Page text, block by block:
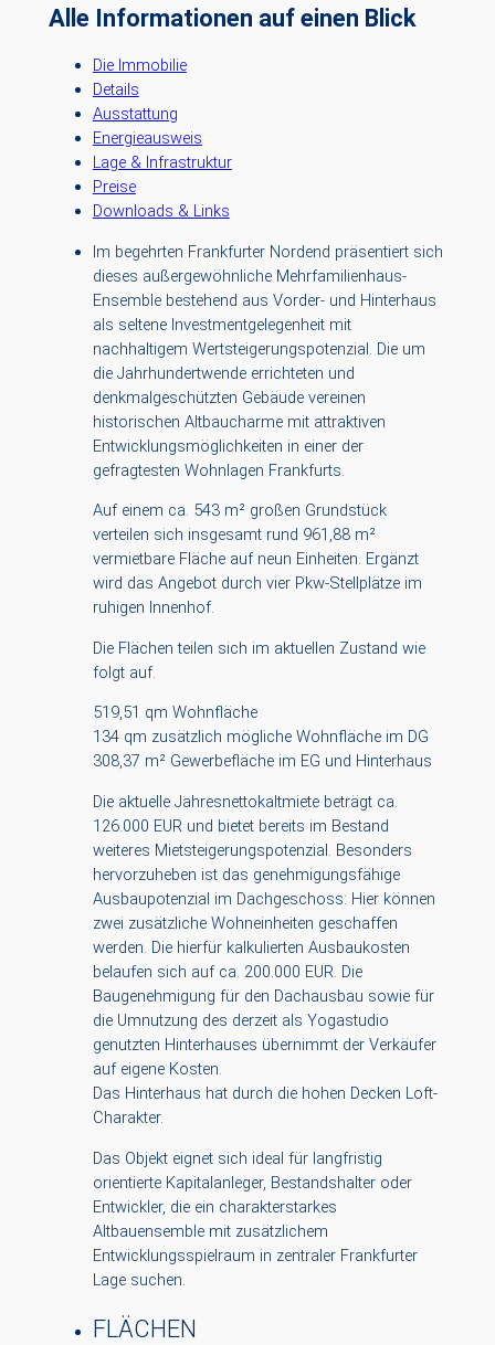
Alle Informationen auf einen Blick
Die Immobilie
Details
Ausstattung
Energieausweis
Lage & Infrastruktur
Preise
Downloads & Links
Im begehrten Frankfurter Nordend präsentiert sich
dieses außergewöhnliche Mehrfamilienhaus-
Ensemble bestehend aus Vorder- und Hinterhaus
als seltene Investmentgelegenheit mit
nachhaltigem Wertsteigerungspotenzial. Die um
die Jahrhundertwende errichteten und
denkmalgeschützten Gebäude vereinen
historischen Altbaucharme mit attraktiven
Entwicklungsmöglichkeiten in einer der
gefragtesten Wohnlagen Frankfurts.
Auf einem ca. 543 m² großen Grundstück
verteilen sich insgesamt rund 961,88 m²
vermietbare Fläche auf neun Einheiten. Ergänzt
wird das Angebot durch vier Pkw-Stellplätze im
ruhigen Innenhof.
Die Flächen teilen sich im aktuellen Zustand wie
folgt auf.
519,51 qm Wohnfläche
134 qm zusätzlich mögliche Wohnfläche im DG
308,37 m² Gewerbefläche im EG und Hinterhaus
Die aktuelle Jahresnettokaltmiete beträgt ca.
126.000 EUR und bietet bereits im Bestand
weiteres Mietsteigerungspotenzial. Besonders
hervorzuheben ist das genehmigungsfähige
Ausbaupotenzial im Dachgeschoss: Hier können
zwei zusätzliche Wohneinheiten geschaffen
werden. Die hierfür kalkulierten Ausbaukosten
belaufen sich auf ca. 200.000 EUR. Die
Baugenehmigung für den Dachausbau sowie für
die Umnutzung des derzeit als Yogastudio
genutzten Hinterhauses übernimmt der Verkäufer
auf eigene Kosten.
Das Hinterhaus hat durch die hohen Decken Loft-
Charakter.
Das Objekt eignet sich ideal für langfristig
orientierte Kapitalanleger, Bestandshalter oder
Entwickler, die ein charakterstarkes
Altbauensemble mit zusätzlichem
Entwicklungsspielraum in zentraler Frankfurter
Lage suchen.
FLÄCHEN